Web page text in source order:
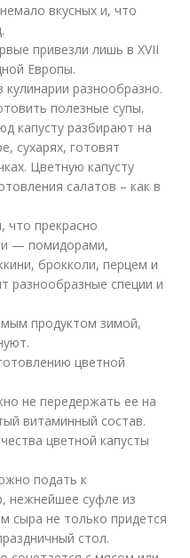
вкусных и, что
привезли лишь в XVII
Европы.
разнообразно.
полезные супы.
капусту разбирают на
сухарях, готовят
Цветную капусту
салатов – как в
что прекрасно
— помидорами,
брокколи, перцем и
разнообразные специи и
продуктом зимой,
цветной
не передержать ее на
витаминный состав.
цветной капусты
подать к
нежнейшее суфле из
сыра не только придется
стол.